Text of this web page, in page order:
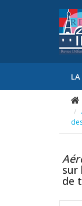
LA
sur
de